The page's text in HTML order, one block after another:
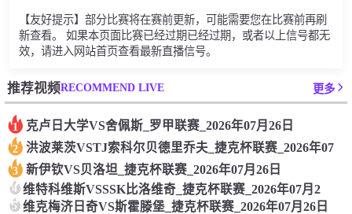
【友好提示】部分比赛将在赛前更新，可能需要您在比赛前再刷
新查看。 如果本页面比赛已经过期已经过期，或者以上信号都无
效，请进入网站首页查看最新直播信号。
推荐视频RECOMMEND LIVE 更多
1 克卢日大学VS舍佩斯_罗甲联赛_2026年07月26日
2 洪波莱茨VSTJ索科尔贝德里乔夫_捷克杯联赛_2026年07
3 新伊钦VS贝洛坦_捷克杯联赛_2026年07月26日
4 维特科维斯VSSSK比洛维奇_捷克杯联赛_2026年07月2
5 维克梅济日奇VS斯霍滕堡_捷克杯联赛_2026年07月26日